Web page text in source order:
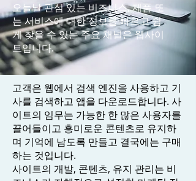
오늘날 관심 있는 비즈니스, 제품 또
는 서비스에 대한 정보를 빠르고 쉽
게 찾을 수 있는 주요 채널은 웹사이
트입니다.
고객은 웹에서 검색 엔진을 사용하고 기
사를 검색하고 앱을 다운로드합니다. 사
이트의 임무는 가능한 한 많은 사용자를
끌어들이고 흥미로운 콘텐츠로 유지하
며 기억에 남도록 만들고 결국에는 구매
하는 것입니다.
사이트의 개발, 콘텐츠, 유지 관리는 비